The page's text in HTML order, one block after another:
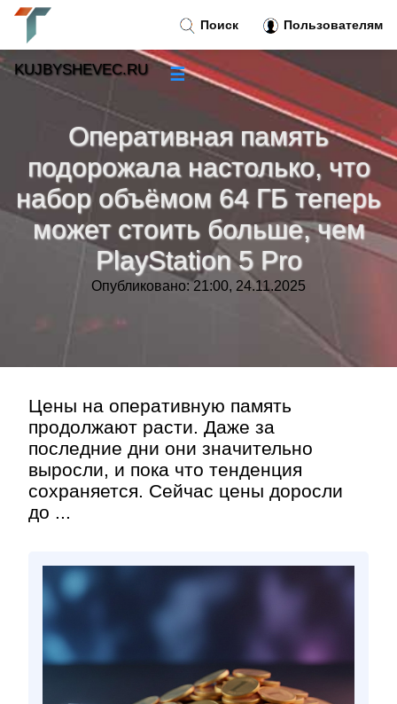
Оперативная память
подорожала настолько, что
набор объёмом 64 ГБ теперь
может стоить больше, чем
PlayStation 5 Pro
Опубликовано: 21:00, 24.11.2025
Цены на оперативную память
продолжают расти. Даже за
последние дни они значительно
выросли, и пока что тенденция
сохраняется. Сейчас цены доросли
до ...
Поиск Пользователям
KUJBYSHEVEC.RU ☰
Новости
Тренды новостей»
Рубрики»
»